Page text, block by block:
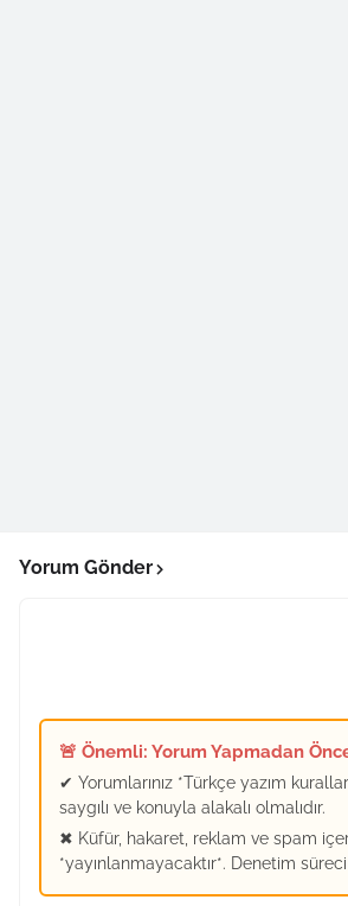
Yorum Gönder
🚨 Önemli: Yorum Yapmadan
✔ Yorumlarınız *Türkçe yazım
saygılı ve konuyla alakalı olmalıdır.
✖ Küfür, hakaret, reklam ve spam
*yayınlanmayacaktır*. Denetim